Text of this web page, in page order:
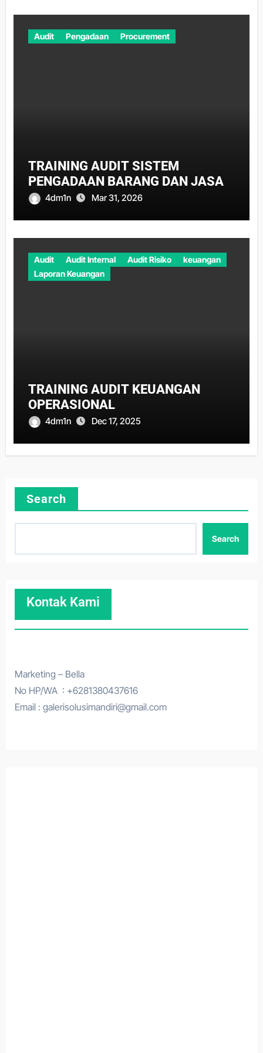
Audit Pengadaan Procurement
TRAINING AUDIT SISTEM
PENGADAAN BARANG DAN JASA
4dm1n Mar 31, 2026
Audit Audit Internal Audit Risiko
keuangan
Laporan Keuangan
TRAINING AUDIT KEUANGAN
OPERASIONAL
4dm1n Dec 17, 2025
Search
Search
Kontak Kami
Marketing – Bella
No HP/WA : +6281380437616
Email : galerisolusimandiri@gmail.com